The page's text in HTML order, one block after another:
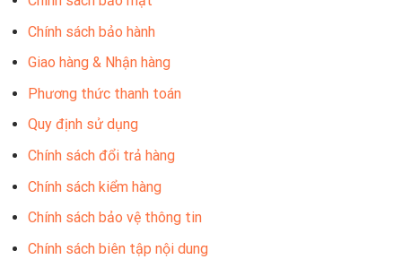
Chính sách bảo hành
Giao hàng & Nhận hàng
Phương thức thanh toán
Quy định sử dụng
Chính sách đổi trả hàng
Chính sách kiểm hàng
Chính sách bảo vệ thông tin
Chính sách biên tập nội dung